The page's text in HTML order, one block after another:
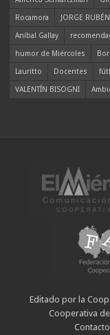
Rocamora
JORGE
Aníbal Gallay
humor de Miércoles
Lauritto
Docentes
VALENTÍN BISOGNI
Editado por la
Cooperativa